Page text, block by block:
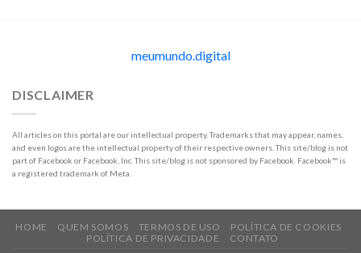
meumundo.digital
DISCLAIMER
All articles on this portal are our intellectual property. Trademarks that may appear, names,
and even logos are the intellectual property of their respective owners. This site/blog is not
part of Facebook or Facebook, Inc. This site/blog is not sponsored by Facebook. Facebook™ is
a registered trademark of Meta.
HOME QUEM SOMOS TERMOS DE USO
POLÍTICA DE COOKIES
POLÍTICA DE PRIVACIDADE
CONTATO